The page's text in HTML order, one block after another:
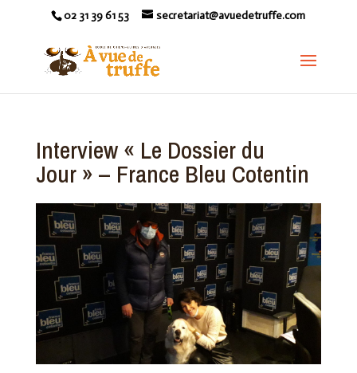
02 31 39 61 53 secretariat@avuedetruffe.com
Interview « Le Dossier du
Jour » – France Bleu Cotentin